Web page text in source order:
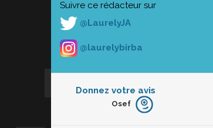
Suivre ce rédacteur sur
@LaurelyJA
@laurelybirba
Donnez votre avis
Furieux
Osef